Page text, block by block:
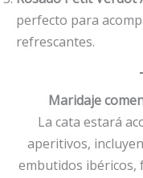
perfecto para
refrescantes.
Maridaje
La cata estará
aperitivos,
embutidos ibéricos,